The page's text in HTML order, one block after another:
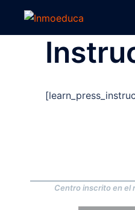
Centro inscrito en el